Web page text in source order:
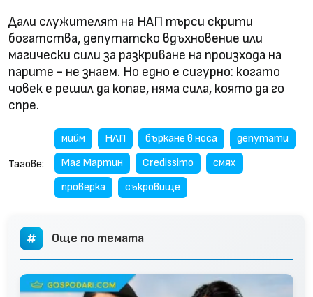
Дали служителят на НАП търси скрити
богатства, депутатско вдъхновение или
магически сили за разкриване на произхода на
парите - не знаем. Но едно е сигурно: когато
човек е решил да копае, няма сила, която да го
спре.
Тагове:
мийм НАП бъркане в носа
депутати
Маг Мартин
Credissimo
смях
проверка
съкровище
Още по темата